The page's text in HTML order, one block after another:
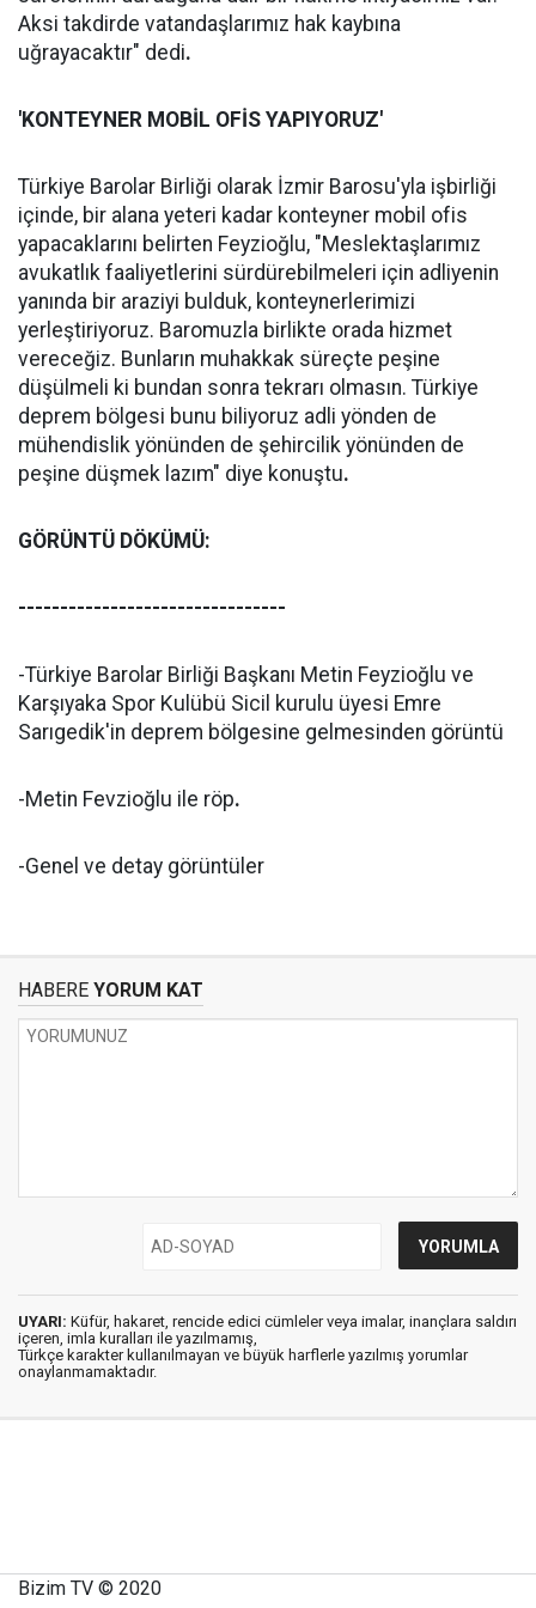
Aksi takdirde vatandaşlarımız hak kaybına
uğrayacaktır" dedi.
'KONTEYNER MOBİL OFİS YAPIYORUZ'
Türkiye Barolar Birliği olarak İzmir Barosu'yla işbirliği
içinde, bir alana yeteri kadar konteyner mobil ofis
yapacaklarını belirten Feyzioğlu, "Meslektaşlarımız
avukatlık faaliyetlerini sürdürebilmeleri için adliyenin
yanında bir araziyi bulduk, konteynerlerimizi
yerleştiriyoruz. Baromuzla birlikte orada hizmet
vereceğiz. Bunların muhakkak süreçte peşine
düşülmeli ki bundan sonra tekrarı olmasın. Türkiye
deprem bölgesi bunu biliyoruz adli yönden de
mühendislik yönünden de şehircilik yönünden de
peşine düşmek lazım" diye konuştu.
GÖRÜNTÜ DÖKÜMÜ:
--------------------------------
-Türkiye Barolar Birliği Başkanı Metin Feyzioğlu ve
Karşıyaka Spor Kulübü Sicil kurulu üyesi Emre
Sarıgedik'in deprem bölgesine gelmesinden görüntü
-Metin Fevzioğlu ile röp.
-Genel ve detay görüntüler
HABERE YORUM KAT
UYARI: Küfür, hakaret, rencide edici cümleler veya imalar, inançlara saldırı
içeren, imla kuralları ile yazılmamış,
Türkçe karakter kullanılmayan ve büyük harflerle yazılmış yorumlar
onaylanmamaktadır.
Bizim TV © 2020